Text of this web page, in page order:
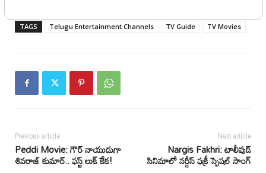
TAGS Telugu Entertainment Channels TV Guide TV Movies
Previous article
Peddi Movie: గౌర్ నాయుడుగా
శివరాజ్ కుమార్.. ఫస్ట్ లుక్ కేక!
Next article
Nargis Fakhri: టాలీవుడ్
సినిమాలో నర్గీస్ ఫక్రీ స్పెషల్ సాంగ్